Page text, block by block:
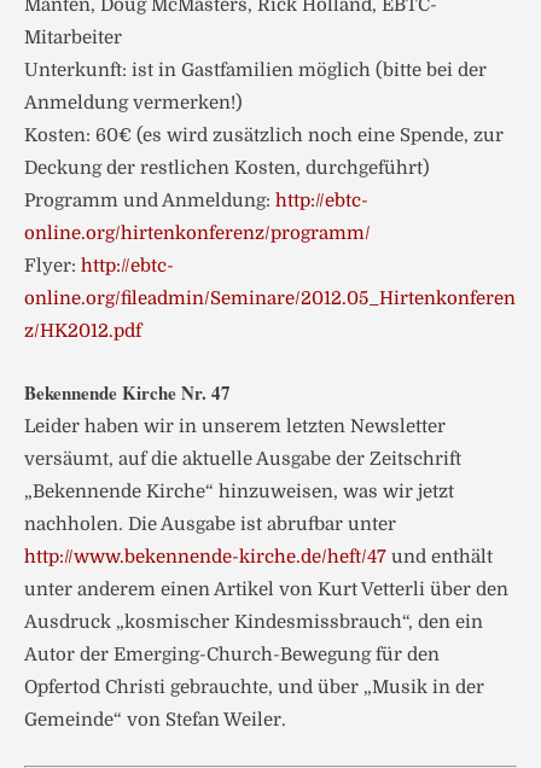
Manten, Doug McMasters, Rick Holland, EBTC-
Mitarbeiter
Unterkunft: ist in Gastfamilien möglich (bitte bei der
Anmeldung vermerken!)
Kosten: 60€ (es wird zusätzlich noch eine Spende, zur
Deckung der restlichen Kosten, durchgeführt)
Programm und Anmeldung: http://ebtc-
online.org/hirtenkonferenz/programm/
Flyer: http://ebtc-
online.org/fileadmin/Seminare/2012.05_Hirtenkonferen
z/HK2012.pdf
Bekennende Kirche Nr. 47
Leider haben wir in unserem letzten Newsletter
versäumt, auf die aktuelle Ausgabe der Zeitschrift
„Bekennende Kirche“ hinzuweisen, was wir jetzt
nachholen. Die Ausgabe ist abrufbar unter
http://www.bekennende-kirche.de/heft/47 und enthält
unter anderem einen Artikel von Kurt Vetterli über den
Ausdruck „kosmischer Kindesmissbrauch“, den ein
Autor der Emerging-Church-Bewegung für den
Opfertod Christi gebrauchte, und über „Musik in der
Gemeinde“ von Stefan Weiler.